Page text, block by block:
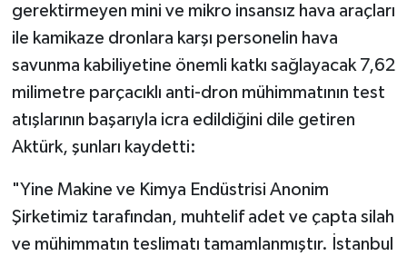
gerektirmeyen mini ve mikro insansız hava araçları
ile kamikaze dronlara karşı personelin hava
savunma kabiliyetine önemli katkı sağlayacak 7,62
milimetre parçacıklı anti-dron mühimmatının test
atışlarının başarıyla icra edildiğini dile getiren
Aktürk, şunları kaydetti:
"Yine Makine ve Kimya Endüstrisi Anonim
Şirketimiz tarafından, muhtelif adet ve çapta silah
ve mühimmatın teslimatı tamamlanmıştır. İstanbul